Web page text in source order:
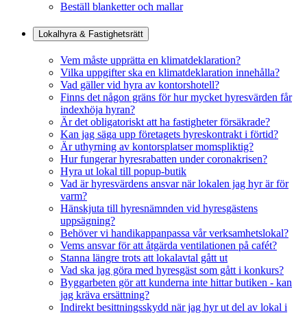
Beställ blanketter och mallar
Lokalhyra & Fastighetsrätt
Vem måste upprätta en klimatdeklaration?
Vilka uppgifter ska en klimatdeklaration innehålla?
Vad gäller vid hyra av kontorshotell?
Finns det någon gräns för hur mycket hyresvärden får
indexhöja hyran?
Är det obligatoriskt att ha fastigheter försäkrade?
Kan jag säga upp företagets hyreskontrakt i förtid?
Är uthyrning av kontorsplatser momspliktig?
Hur fungerar hyresrabatten under coronakrisen?
Hyra ut lokal till popup-butik
Vad är hyresvärdens ansvar när lokalen jag hyr är för
varm?
Hänskjuta till hyresnämnden vid hyresgästens
uppsägning?
Behöver vi handikappanpassa vår verksamhetslokal?
Vems ansvar för att åtgärda ventilationen på cafét?
Stanna längre trots att lokalavtal gått ut
Vad ska jag göra med hyresgäst som gått i konkurs?
Byggarbeten gör att kunderna inte hittar butiken - kan
jag kräva ersättning?
Indirekt besittningsskydd när jag hyr ut del av lokal i